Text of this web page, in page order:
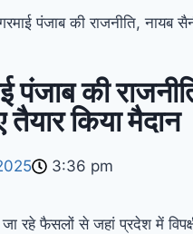
पंजाब की राजनीति, नायब
पंजाब की
किया मैदान
3:36 pm
जा रहे फैसलों से जहां प्रदेश में